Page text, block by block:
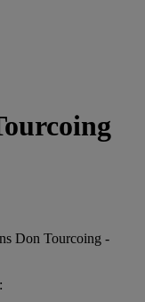
Don Tourcoing -